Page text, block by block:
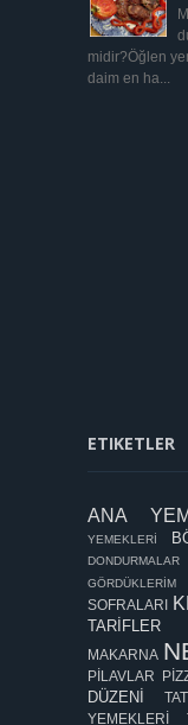
midir?Öğlen
daim en ha...
ETIKETLER
ANA
YEMEKLERİ
DONDURMALAR
GÖRDÜKLERİM
SOFRALARI
TARİFLER
MAKARNA
PİLAVLAR
DÜZENİ
YEMEKLERİ